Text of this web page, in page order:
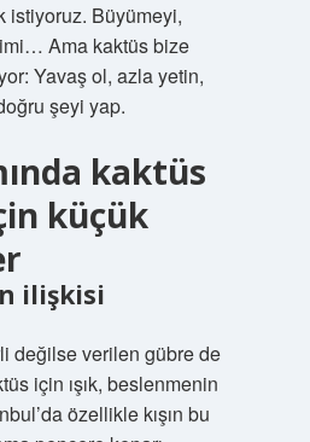
istiyoruz. Büyümeyi,
Ama kaktüs bize
Yavaş ol, azla yetin,
şeyi yap.
kaktüs
küçük
ilişkisi
değilse verilen gübre de
için ışık, beslenmenin
özellikle kışın bu